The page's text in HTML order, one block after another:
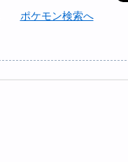
ポケモン検索へ